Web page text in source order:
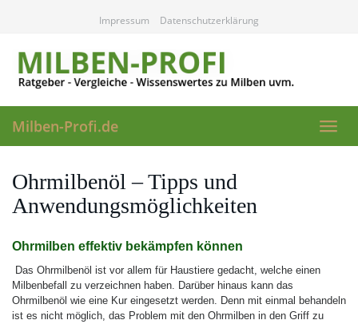
content
Impressum Datenschutzerklärung
Milben-Profi.de
Ohrmilbenöl – Tipps und
Anwendungsmöglichkeiten
Ohrmilben effektiv bekämpfen können
Das Ohrmilbenöl ist vor allem für Haustiere gedacht, welche einen
Milbenbefall zu verzeichnen haben. Darüber hinaus kann das
Ohrmilbenöl wie eine Kur eingesetzt werden. Denn mit einmal behandeln
ist es nicht möglich, das Problem mit den Ohrmilben in den Griff zu